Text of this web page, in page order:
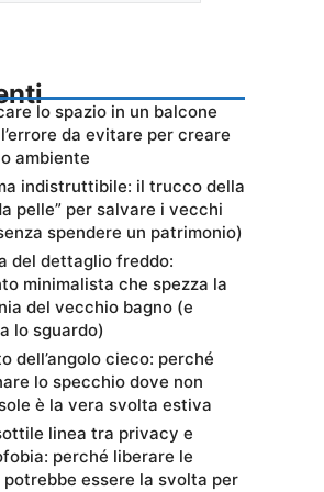
lo spazio in un balcone
da evitare per creare
ambiente
indistruttibile: il trucco della
pelle” per salvare i vecchi
spendere un patrimonio)
del dettaglio freddo:
minimalista che spezza la
del vecchio bagno (e
lo sguardo)
dell’angolo cieco: perché
lo specchio dove non
è la vera svolta estiva
linea tra privacy e
perché liberare le
essere la svolta per